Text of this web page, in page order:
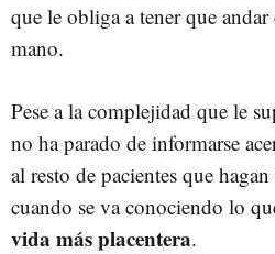
que le obliga a tener que
mano.
Pese a la complejidad que le
no ha parado de informarse
al resto de pacientes que
cuando se va conociendo lo
vida más placentera.